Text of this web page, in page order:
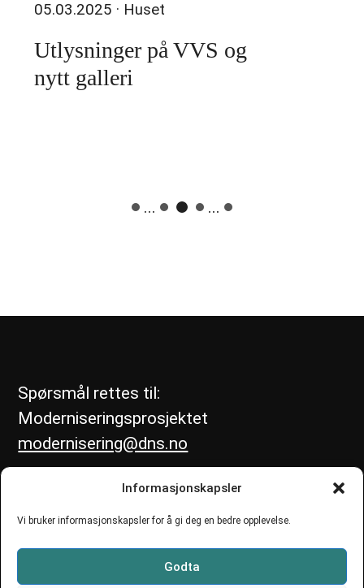
Informasjonskapsler
Vi bruker informasjonskapsler for å gi deg en bedre opplevelse.
Godta
05.03.2025 · Huset
Utlysninger på VVS og
nytt galleri
... ...
Spørsmål rettes til:
Moderniseringsprosjektet
modernisering@dns.no